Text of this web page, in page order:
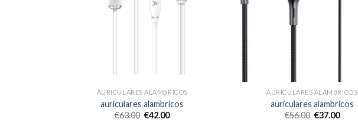
AURICULARES ALAMBRICOS
auriculares alambricos
€63.00 €42.00
AURICULARES ALAMBRICOS
auriculares alambricos
€56.00 €37.00